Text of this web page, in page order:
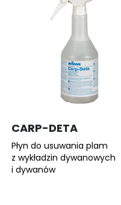
CARP-DETA
Płyn do usuwania plam
z wykładzin dywanowych
i dywanów